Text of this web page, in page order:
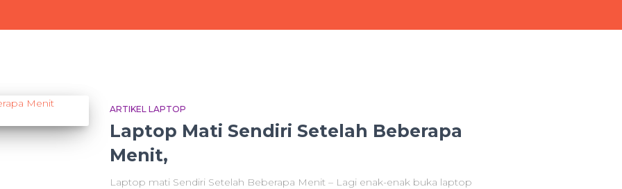
ARTIKEL LAPTOP
Laptop Mati Sendiri Setelah Beberapa
Menit,
Laptop mati Sendiri Setelah Beberapa Menit – Lagi enak-enak buka laptop